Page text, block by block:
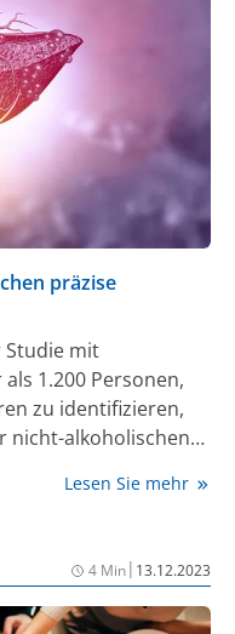
2025 erwartet.
präzise
Studie mit
1.200 Personen,
zu identifizieren,
nicht-alkoholischen
die alle
einer NAFLD gelten.
Lesen Sie mehr
4 Min| 13.12.2023